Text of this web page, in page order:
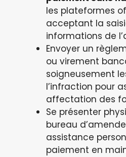
les plateformes
acceptant la
informations de
Envoyer un
ou virement
soigneusement
l’infraction pour
affectation des
Se présenter
bureau
assistance
paiement en